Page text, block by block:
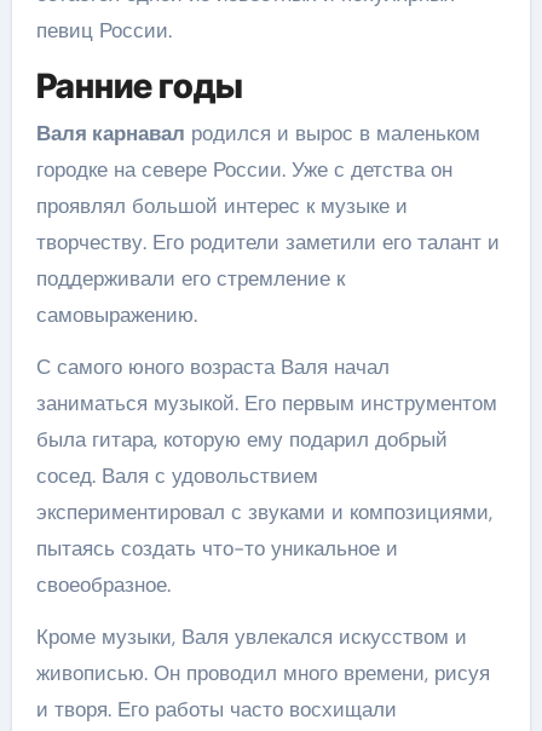
певиц России.
Ранние годы
Валя карнавал родился и вырос в маленьком
городке на севере России. Уже с детства он
проявлял большой интерес к музыке и
творчеству. Его родители заметили его талант и
поддерживали его стремление к
самовыражению.
С самого юного возраста Валя начал
заниматься музыкой. Его первым инструментом
была гитара, которую ему подарил добрый
сосед. Валя с удовольствием
экспериментировал с звуками и композициями,
пытаясь создать что-то уникальное и
своеобразное.
Кроме музыки, Валя увлекался искусством и
живописью. Он проводил много времени, рисуя
и творя. Его работы часто восхищали